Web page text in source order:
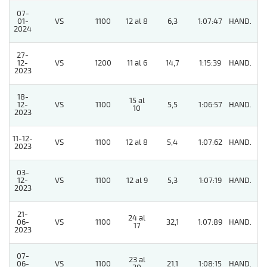
07-
01-
2024
VS 1100 12 al 8 6,3 1:07:47 HAND.
27-
12-
2023
VS 1200 11 al 6 14,7 1:15:39 HAND.
18-
12-
2023
VS 1100
15 al
10
5,5 1:06:57 HAND.
11-12-
2023
VS 1100 12 al 8 5,4 1:07:62 HAND.
03-
12-
2023
VS 1100 12 al 9 5,3 1:07:19 HAND.
21-
06-
2023
VS 1100
24 al
17
32,1 1:07:89 HAND.
07-
06-
VS 1100
23 al
21,1 1:08:15 HAND.